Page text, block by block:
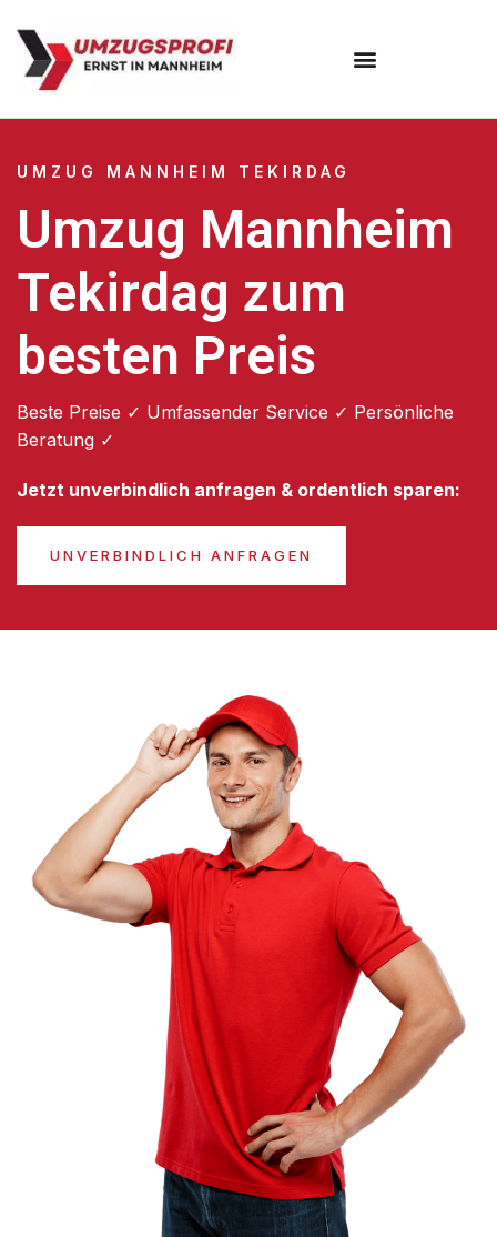
UMZUG MANNHEIM TEKIRDAG
Umzug Mannheim
Tekirdag zum
besten Preis
Beste Preise ✓ Umfassender Service ✓ Persönliche
Beratung ✓
Jetzt unverbindlich anfragen & ordentlich sparen:
UNVERBINDLICH ANFRAGEN